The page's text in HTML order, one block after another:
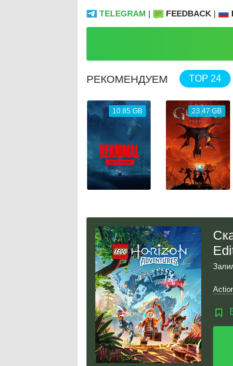
TELEGRAM | FEEDBACK |
РЕКОМЕНДУЕМ TOP 24
10.85 GB 23.47 GB